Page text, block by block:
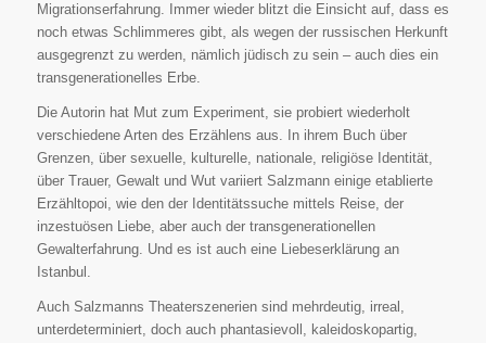
Migrationserfahrung. Immer wieder blitzt die Einsicht auf, dass es
noch etwas Schlimmeres gibt, als wegen der russischen Herkunft
ausgegrenzt zu werden, nämlich jüdisch zu sein – auch dies ein
transgenerationelles Erbe.
Die Autorin hat Mut zum Experiment, sie probiert wiederholt
verschiedene Arten des Erzählens aus. In ihrem Buch über
Grenzen, über sexuelle, kulturelle, nationale, religiöse Identität,
über Trauer, Gewalt und Wut variiert Salzmann einige etablierte
Erzähltopoi, wie den der Identitätssuche mittels Reise, der
inzestuösen Liebe, aber auch der transgenerationellen
Gewalterfahrung. Und es ist auch eine Liebeserklärung an
Istanbul.
Auch Salzmanns Theaterszenerien sind mehrdeutig, irreal,
unterdeterminiert, doch auch phantasievoll, kaleidoskopartig,